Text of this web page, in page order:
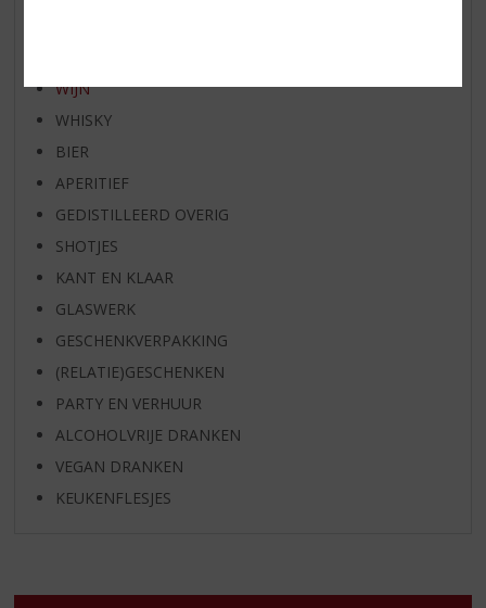
WIJN
WHISKY
BIER
APERITIEF
GEDISTILLEERD OVERIG
SHOTJES
KANT EN KLAAR
GLASWERK
GESCHENKVERPAKKING
(RELATIE)GESCHENKEN
PARTY EN VERHUUR
ALCOHOLVRIJE DRANKEN
VEGAN DRANKEN
KEUKENFLESJES